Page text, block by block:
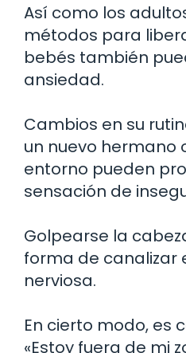
Así como los
métodos para
bebés también
ansiedad.
Cambios en su
un nuevo hermano
entorno pueden
sensación de
Golpearse la
forma de canalizar
nerviosa.
En cierto modo, es
«Estoy fuera de mi